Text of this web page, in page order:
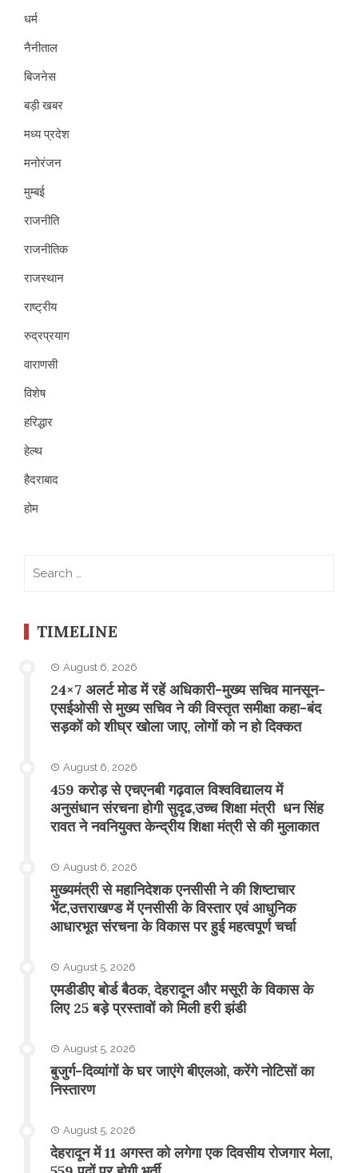
धर्म
नैनीताल
बिजनेस
बड़ी खबर
मध्य प्रदेश
मनोरंजन
मुम्बई
राजनीति
राजनीतिक
राजस्थान
राष्ट्रीय
रुद्रप्रयाग
वाराणसी
विशेष
हरिद्धार
हेल्थ
हैदराबाद
होम
TIMELINE
August 6, 2026
24×7 अलर्ट मोड में रहें अधिकारी-मुख्य सचिव मानसून-
एसईओसी से मुख्य सचिव ने की विस्तृत समीक्षा कहा-बंद
सड़कों को शीघ्र खोला जाए, लोगों को न हो दिक्कत
August 6, 2026
459 करोड़ से एचएनबी गढ़वाल विश्वविद्यालय में
अनुसंधान संरचना होगी सुदृढ,उच्च शिक्षा मंत्री धन सिंह
रावत ने नवनियुक्त केन्द्रीय शिक्षा मंत्री से की मुलाकात
August 6, 2026
मुख्यमंत्री से महानिदेशक एनसीसी ने की शिष्टाचार
भेंट,उत्तराखण्ड में एनसीसी के विस्तार एवं आधुनिक
आधारभूत संरचना के विकास पर हुई महत्वपूर्ण चर्चा
August 5, 2026
एमडीडीए बोर्ड बैठक, देहरादून और मसूरी के विकास के
लिए 25 बड़े प्रस्तावों को मिली हरी झंडी
August 5, 2026
बुजुर्ग-दिव्यांगों के घर जाएंगे बीएलओ, करेंगे नोटिसों का
निस्तारण
August 5, 2026
​देहरादून में 11 अगस्त को लगेगा एक दिवसीय रोजगार मेला,